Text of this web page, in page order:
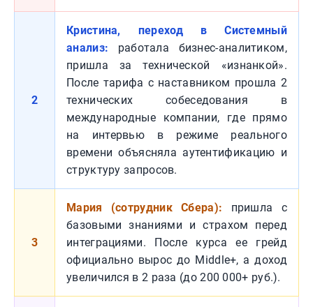
2
Кристина, переход в Системный
анализ: работала бизнес-аналитиком,
пришла за технической «изнанкой».
После тарифа с наставником прошла 2
технических собеседования в
международные компании, где прямо
на интервью в режиме реального
времени объясняла аутентификацию и
структуру запросов.
3
Мария (сотрудник Сбера): пришла с
базовыми знаниями и страхом перед
интеграциями. После курса ее грейд
официально вырос до Middle+, а доход
увеличился в 2 раза (до 200 000+ руб.).